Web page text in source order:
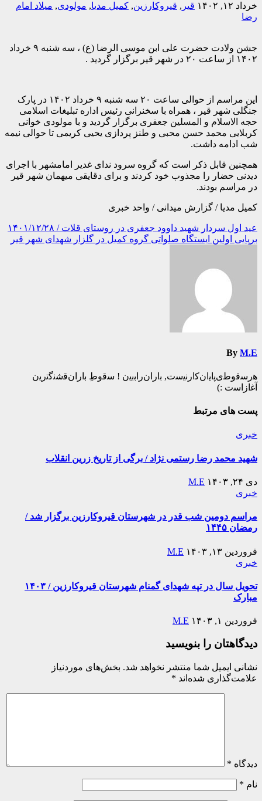
خرداد ۱۲, ۱۴۰۲ قیر , قیروکارزین, کمیل مدیا, مولودی, میلاد امام
رضا
جشن ولادت حضرت علی ابن موسی الرضا (ع) ، سه شنبه ۹ خرداد
۱۴۰۲ از ساعت ۲۰ در شهر قیر برگزار گردید .
این مراسم از حوالی ساعت ۲۰ سه شنبه ۹ خرداد ۱۴۰۲ در پارک
جنگلی شهر قیر ، همراه با سخنرانی رئیس اداره تبلیغات اسلامی
حجه الاسلام و المسلین جعفری برگزار گردید و با مولودی خوانی
کربلایی محمد حسن محبی و طنز پردازی یحیی کریمی تا حوالی نیمه
شب ادامه داشت.
همچنین قابل ذکر است که گروه سرود ندای غدیر امامشهر با اجرای
دیدنی حضار را مجذوب خود کردند و برای دقایقی میهمان شهر قیر
در مراسم بودند.
کمیل مدیا / گزارش میدانی / واحد خبری
راهبری
نوشته
عید اول سردار شهید داوود جعفری در روستای قلات / ۱۴۰۱/۱۲/۲۸
برپایی اولین ایستگاه صلواتی گروه کمیل در گلزار شهدای شهر قیر
By M.E
ه‍‌رس‍‌ق‍‌وط‍‌ی‌پ‍‌ای‍‌ان‌ک‍‌ارن‍‌ی‍‌س‍‌ت‌, ب‍‌اران‌راب‍‌ب‍‌ی‍‌ن ! س‍‌ق‍‌وطِ ب‍‌اران‌ق‍‌ش‍‌ن‍‌گ‍‌ت‍‌ری‍‌ن
آغ‍‌ازاس‍‌ت :)️
پست های مرتبط
خبری
شهید محمد رضا رستمی نژاد / برگی از تاریخ زرین انقلاب
دی ۲۴, ۱۴۰۳
M.E
خبری
مراسم دومین شب قدر در شهرستان قیروکارزین برگزار شد /
رمضان ۱۴۴۵
فروردین ۱۳, ۱۴۰۳
M.E
خبری
تحویل سال در تپه شهدای گمنام شهرستان قیروکارزین / ۱۴۰۳
مبارک
فروردین ۱, ۱۴۰۳ M.E
دیدگاهتان را بنویسید
نشانی ایمیل شما منتشر نخواهد شد. بخش‌های موردنیاز
علامت‌گذاری شده‌اند *
دیدگاه *
نام *